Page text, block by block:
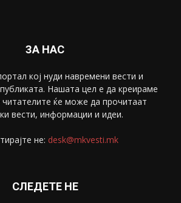
ЗА НАС
коj нуди навремени вести и
Нашата цел е да креираме
читателите ќе може да прочитаат
вести, информации и идеи.
не: desk@mkvesti.mk
СЛЕДЕТЕ НЕ